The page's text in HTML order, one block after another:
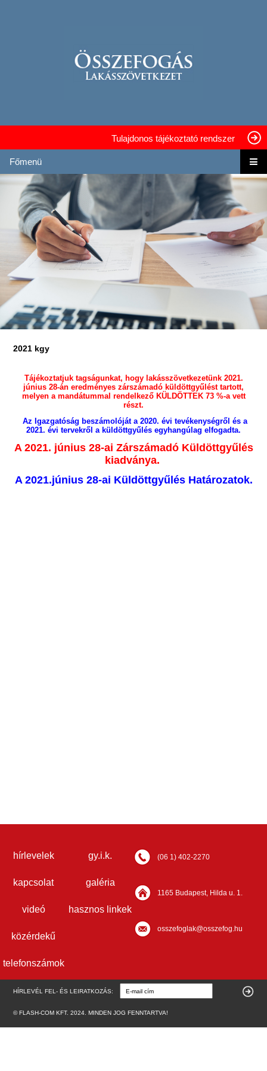
Tulajdonos tájékoztató rendszer
Főmenü
2021 kgy
Tájékoztatjuk tagságunkat, hogy lakásszövetkezetünk 2021.
június 28-án eredményes zárszámadó küldöttgyűlést tartott,
melyen a mandátummal rendelkező KÜLDÖTTEK 73 %-a vett
részt.
Az Igazgatóság beszámolóját a 2020. évi tevékenységről és a
2021. évi tervekről a küldöttgyűlés egyhangúlag elfogadta.
A 2021. június 28-ai Zárszámadó Küldöttgyűlés
kiadványa.
A 2021.június 28-ai Küldöttgyűlés Határozatok.
hírlevelek gy.i.k.
kapcsolat galéria
videó hasznos linkek
közérdekű
telefonszámok
(06 1) 402-2270
1165 Budapest, Hilda u. 1.
osszefoglak@osszefog.hu
© FLASH-COM KFT. 2024. MINDEN JOG FENNTARTVA!
HÍRLEVÉL FEL- ÉS LEIRATKOZÁS: